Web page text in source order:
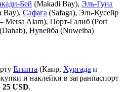
Бей (Makadi Bay), Эль-Гуна
Bаy), Сафага (Safaga), Эль-Кусейр
Mersa Alam), Порт-Галиб (Port
(Dahab), Нувейба (Nuweiba)
Египта (Каир, Хургада и
и наклейки в загранпаспорт
25 USD.